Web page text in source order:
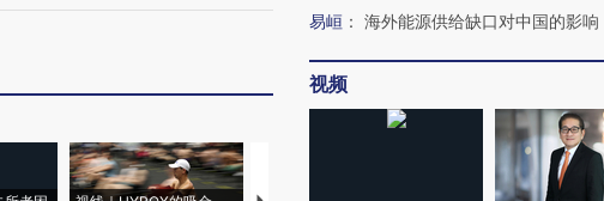
易峘 ： 海外能源供给缺口对中国的影响
视频